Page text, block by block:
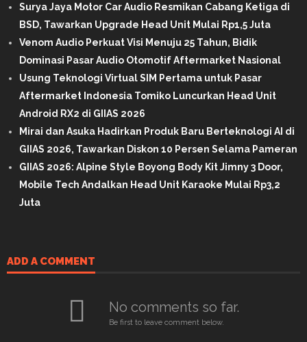
Surya Jaya Motor Car Audio Resmikan Cabang Ketiga di
BSD, Tawarkan Upgrade Head Unit Mulai Rp1,5 Juta
Venom Audio Perkuat Visi Menuju 25 Tahun, Bidik
Dominasi Pasar Audio Otomotif Aftermarket Nasional
Usung Teknologi Virtual SIM Pertama untuk Pasar
Aftermarket Indonesia Tomiko Luncurkan Head Unit
Android RX2 di GIIAS 2026
Mirai dan Asuka Hadirkan Produk Baru Berteknologi AI di
GIIAS 2026, Tawarkan Diskon 10 Persen Selama Pameran
GIIAS 2026: Alpine Style Boyong Body Kit Jimny 3 Door,
Mobile Tech Andalkan Head Unit Karaoke Mulai Rp3,2
Juta
ADD A COMMENT
No comments so far.
Be first to leave comment below.